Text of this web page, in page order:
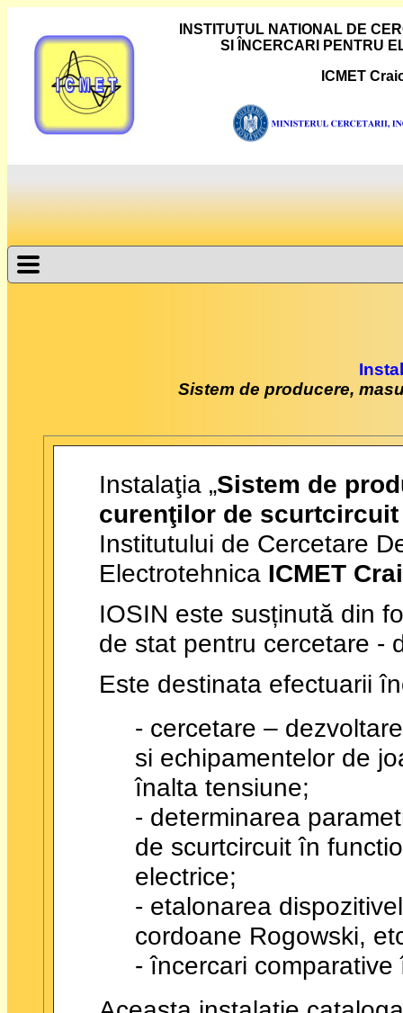
INSTITUTUL NATIONAL DE
SI ÎNCERCARI PENTRU
ICMET
Sistem de producere,
Instalaţia „Sistem de
curenţilor de scurtcircuit
Institutului de Cercetare
Electrotehnica ICMET
IOSIN este susținută din
de stat pentru cercetare -
Este destinata efectuarii
- cercetare –
si echipamentelor de
înalta tensiune;
- determinarea
de scurtcircuit în
electrice;
- etalonarea
cordoane Rogowski,
- încercari